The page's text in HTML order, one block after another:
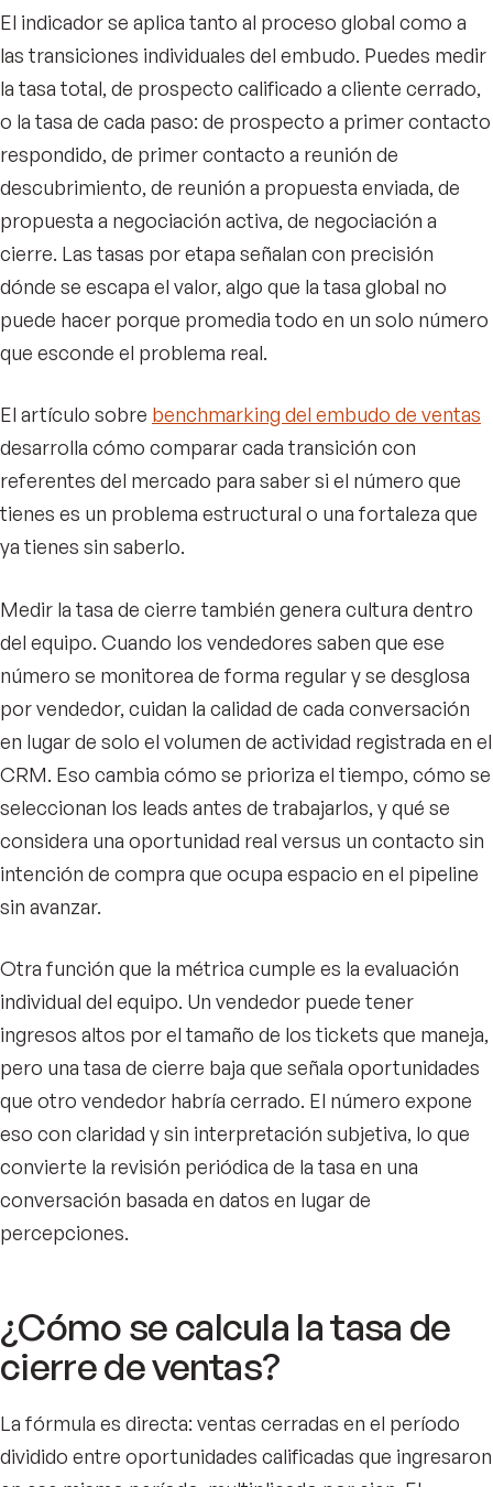
El indicador se aplica tanto al proceso global como a
las transiciones individuales del embudo. Puedes medir
la tasa total, de prospecto calificado a cliente cerrado,
o la tasa de cada paso: de prospecto a primer contacto
respondido, de primer contacto a reunión de
descubrimiento, de reunión a propuesta enviada, de
propuesta a negociación activa, de negociación a
cierre. Las tasas por etapa señalan con precisión
dónde se escapa el valor, algo que la tasa global no
puede hacer porque promedia todo en un solo número
que esconde el problema real.
El artículo sobre benchmarking del embudo de ventas
desarrolla cómo comparar cada transición con
referentes del mercado para saber si el número que
tienes es un problema estructural o una fortaleza que
ya tienes sin saberlo.
Medir la tasa de cierre también genera cultura dentro
del equipo. Cuando los vendedores saben que ese
número se monitorea de forma regular y se desglosa
por vendedor, cuidan la calidad de cada conversación
en lugar de solo el volumen de actividad registrada en el
CRM. Eso cambia cómo se prioriza el tiempo, cómo se
seleccionan los leads antes de trabajarlos, y qué se
considera una oportunidad real versus un contacto sin
intención de compra que ocupa espacio en el pipeline
sin avanzar.
Otra función que la métrica cumple es la evaluación
individual del equipo. Un vendedor puede tener
ingresos altos por el tamaño de los tickets que maneja,
pero una tasa de cierre baja que señala oportunidades
que otro vendedor habría cerrado. El número expone
eso con claridad y sin interpretación subjetiva, lo que
convierte la revisión periódica de la tasa en una
conversación basada en datos en lugar de
percepciones.
¿Cómo se calcula la tasa de
cierre de ventas?
La fórmula es directa: ventas cerradas en el período
dividido entre oportunidades calificadas que ingresaron